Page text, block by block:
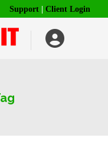
Support Client Login